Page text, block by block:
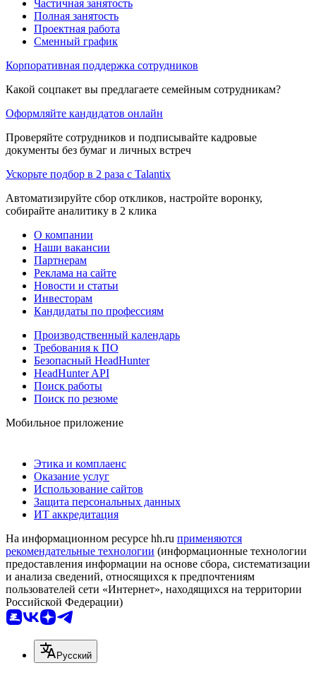
Частичная занятость
Полная занятость
Проектная работа
Сменный график
Корпоративная поддержка сотрудников
Какой соцпакет вы предлагаете семейным сотрудникам?
Оформляйте кандидатов онлайн
Проверяйте сотрудников и подписывайте кадровые
документы без бумаг и личных встреч
Ускорьте подбор в 2 раза с Talantix
Автоматизируйте сбор откликов, настройте воронку,
собирайте аналитику в 2 клика
О компании
Наши вакансии
Партнерам
Реклама на сайте
Новости и статьи
Инвесторам
Кандидаты по профессиям
Производственный календарь
Требования к ПО
Безопасный HeadHunter
HeadHunter API
Поиск работы
Поиск по резюме
Мобильное приложение
Этика и комплаенс
Оказание услуг
Использование сайтов
Защита персональных данных
ИТ аккредитация
На информационном ресурсе hh.ru применяются
рекомендательные технологии (информационные технологии
предоставления информации на основе сбора, систематизации
и анализа сведений, относящихся к предпочтениям
пользователей сети «Интернет», находящихся на территории
Российской Федерации)
Русский